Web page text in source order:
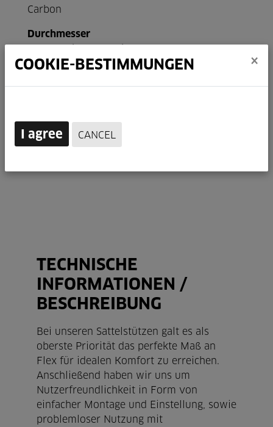
COOKIE-BESTIMMUNGEN ×
I agree CANCEL
Carbon
Durchmesser
215g / 230g / 242g
TECHNISCHE
INFORMATIONEN /
BESCHREIBUNG
Bei unseren Sattelstützen galt es als
oberste Priorität das perfekte Maß an
Flex für idealen Komfort zu erreichen.
Anschließend haben wir uns um
Nutzerfreundlichkeit in Form von
einfacher Montage und Einstellung, sowie
problemloser Nutzung mit